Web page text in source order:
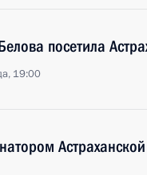
посетила
19:00